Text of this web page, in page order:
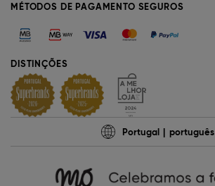
MÉTODOS DE PAGAMENTO SEGUROS
DISTINÇÕES
Portugal português